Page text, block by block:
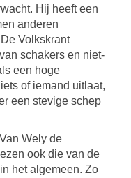
Hij heeft een
anderen
Volkskrant
schakers en niet-
een hoge
of iemand uitlaat,
een stevige schep
Wely de
ook die van de
het algemeen. Zo